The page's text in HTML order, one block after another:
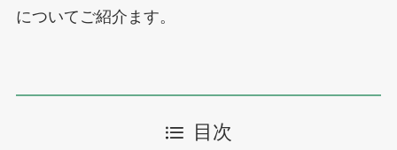
についてご紹介ます。
目次